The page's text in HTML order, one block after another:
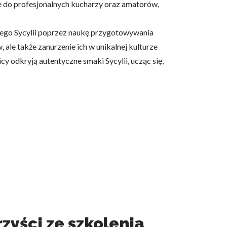
do profesjonalnych kucharzy oraz amatorów,
Sycylii poprzez naukę przygotowywania
także zanurzenie ich w unikalnej kulturze
odkryją autentyczne smaki Sycylii, ucząc się,
ze szkolenia